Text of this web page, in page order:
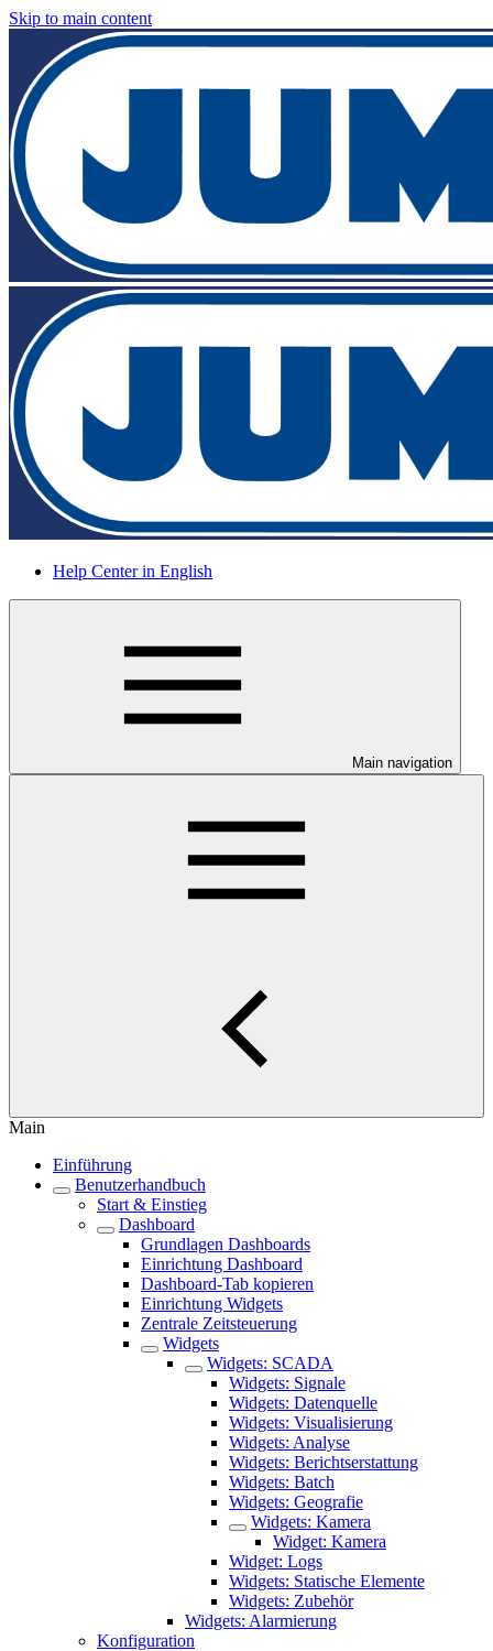
Skip to main content
Help Center in English
Main navigation
Main
Einführung
Benutzerhandbuch
Start & Einstieg
Dashboard
Grundlagen Dashboards
Einrichtung Dashboard
Dashboard-Tab kopieren
Einrichtung Widgets
Zentrale Zeitsteuerung
Widgets
Widgets: SCADA
Widgets: Signale
Widgets: Datenquelle
Widgets: Visualisierung
Widgets: Analyse
Widgets: Berichtserstattung
Widgets: Batch
Widgets: Geografie
Widgets: Kamera
Widget: Kamera
Widget: Logs
Widgets: Statische Elemente
Widgets: Zubehör
Widgets: Alarmierung
Konfiguration